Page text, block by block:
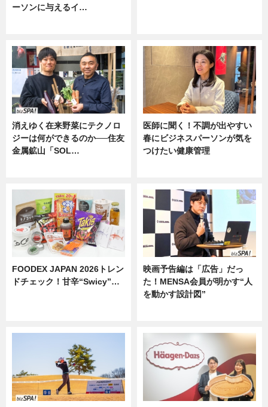
ーソンに与えるイ…
消えゆく在来野菜にテクノロ
ジーは何ができるのか──住友
金属鉱山「SOL…
医師に聞く！不調が出やすい
春にビジネスパーソンが気を
つけたい健康管理
FOODEX JAPAN 2026トレン
ドチェック！甘辛“Swicy”…
映画予告編は「広告」だっ
た！MENSA会員が明かす“人
を動かす設計図”